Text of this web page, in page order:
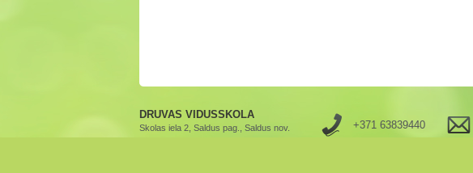
DRUVAS VIDUSSKOLA
Skolas iela 2, Saldus pag., Saldus nov. +371 63839440